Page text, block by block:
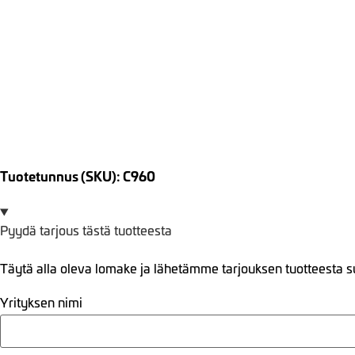
Tuotetunnus (SKU): C960
Pyydä tarjous tästä tuotteesta
Täytä alla oleva lomake ja lähetämme tarjouksen tuotteesta
Yrityksen nimi